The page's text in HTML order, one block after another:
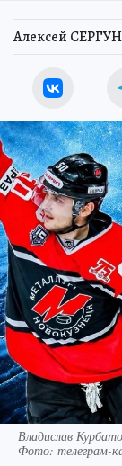
Алексей
Владислав
Фото: телеграм-